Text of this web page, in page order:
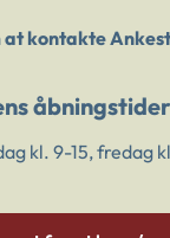
at kontakte
åbningstider
kl. 9-15, fredag